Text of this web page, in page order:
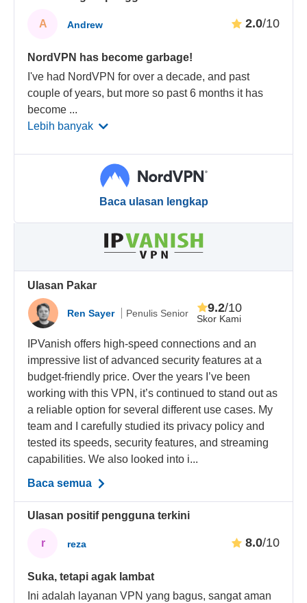
A Andrew 2.0/10
NordVPN has become garbage!
I've had NordVPN for over a decade, and past
couple of years, but more so past 6 months it has
become ...
Lebih banyak
Baca ulasan lengkap
Ulasan Pakar
Ren Sayer Penulis Senior Skor Kami
9.2/10
IPVanish offers high-speed connections and an
impressive list of advanced security features at a
budget-friendly price. Over the years I’ve been
working with this VPN, it’s continued to stand out as
a reliable option for several different use cases. My
team and I carefully studied its privacy policy and
tested its speeds, security features, and streaming
capabilities. We also looked into i...
Baca semua
Ulasan positif pengguna terkini
r reza 8.0/10
Suka, tetapi agak lambat
Ini adalah layanan VPN yang bagus, sangat aman